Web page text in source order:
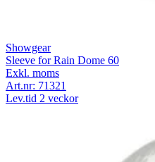
Showgear
Sleeve for Rain Dome 60
Exkl. moms
Art.nr: 71321
Lev.tid 2 veckor